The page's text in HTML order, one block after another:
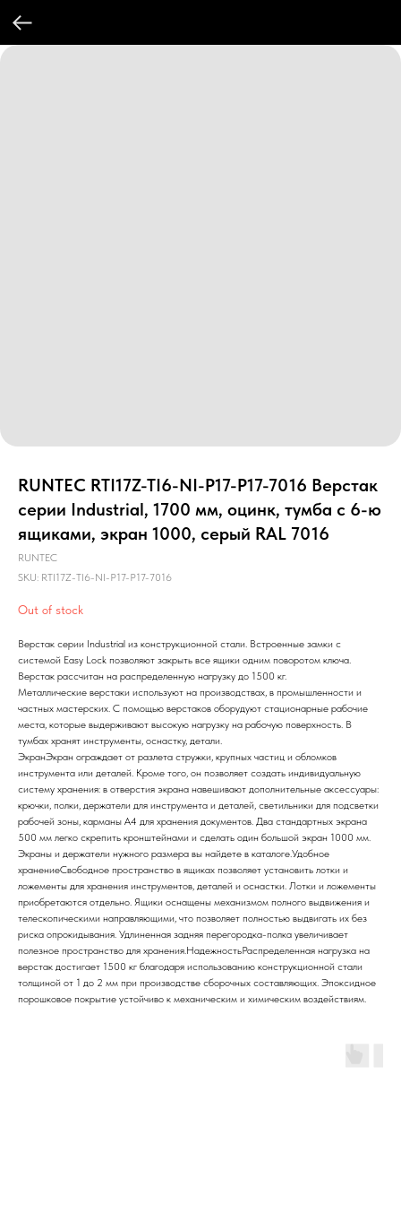
RUNTEC RTI17Z-TI6-NI-P17-P17-7016 Верстак
серии Industrial, 1700 мм, оцинк, тумба с 6-ю
ящиками, экран 1000, серый RAL 7016
RUNTEC
SKU: RTI17Z-TI6-NI-P17-P17-7016
Out of stock
Верстак серии Industrial из конструкционной стали. Встроенные замки с
системой Easy Lock позволяют закрыть все ящики одним поворотом ключа.
Верстак рассчитан на распределенную нагрузку до 1500 кг.
Металлические верстаки используют на производствах, в промышленности и
частных мастерских. С помощью верстаков оборудуют стационарные рабочие
места, которые выдерживают высокую нагрузку на рабочую поверхность. В
тумбах хранят инструменты, оснастку, детали.
ЭкранЭкран ограждает от разлета стружки, крупных частиц и обломков
инструмента или деталей. Кроме того, он позволяет создать индивидуальную
систему хранения: в отверстия экрана навешивают дополнительные аксессуары:
крючки, полки, держатели для инструмента и деталей, светильники для подсветки
рабочей зоны, карманы А4 для хранения документов. Два стандартных экрана
500 мм легко скрепить кронштейнами и сделать один большой экран 1000 мм.
Экраны и держатели нужного размера вы найдете в каталоге.Удобное
хранениеСвободное пространство в ящиках позволяет установить лотки и
ложементы для хранения инструментов, деталей и оснастки. Лотки и ложементы
приобретаются отдельно. Ящики оснащены механизмом полного выдвижения и
телескопическими направляющими, что позволяет полностью выдвигать их без
риска опрокидывания. Удлиненная задняя перегородка-полка увеличивает
полезное пространство для хранения.НадежностьРаспределенная нагрузка на
верстак достигает 1500 кг благодаря использованию конструкционной стали
толщиной от 1 до 2 мм при производстве сборочных составляющих. Эпоксидное
порошковое покрытие устойчиво к механическим и химическим воздействиям.